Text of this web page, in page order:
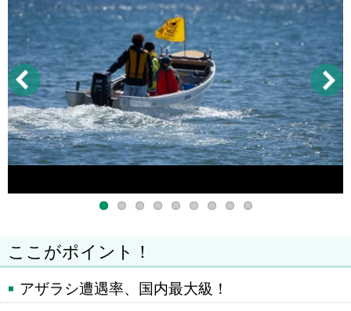
ここがポイント！
アザラシ遭遇率、国内最大級！